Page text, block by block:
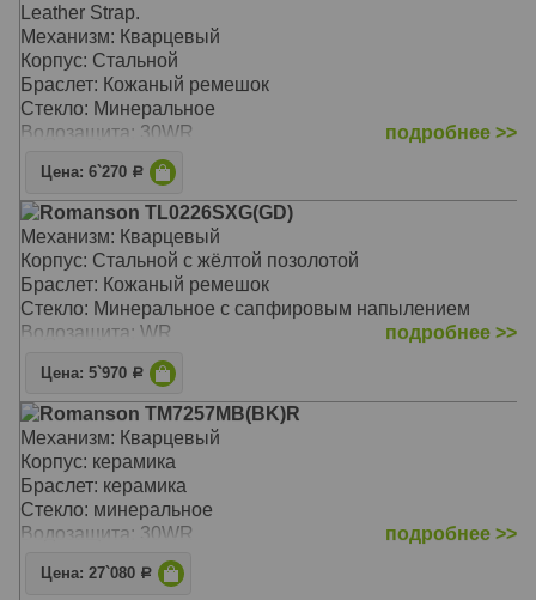
Leather Strap.
Механизм: Кварцевый
Корпус: Стальной
Браслет: Кожаный ремешок
Стекло: Минеральное
Водозащита: 30WR
подробнее >>
Цена: 6`270 Р
Romanson TL0226SXG(GD)
Механизм: Кварцевый
Корпус: Стальной с жёлтой позолотой
Браслет: Кожаный ремешок
Стекло: Минеральное с сапфировым напылением
Водозащита: WR
подробнее >>
Цена: 5`970 Р
Romanson TM7257MB(BK)R
Механизм: Кварцевый
Корпус: керамика
Браслет: керамика
Стекло: минеральное
Водозащита: 30WR
подробнее >>
Цена: 27`080 Р